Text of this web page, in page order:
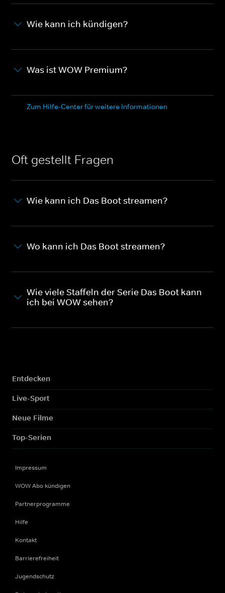
Wie kann ich kündigen?
Was ist WOW Premium?
Zum Hilfe-Center für weitere Informationen
Oft gestellt Fragen
Wie kann ich Das Boot streamen?
Wo kann ich Das Boot streamen?
Wie viele Staffeln der Serie Das Boot kann
ich bei WOW sehen?
Entdecken
Live-Sport
Neue Filme
Top-Serien
Impressum
WOW Abo kündigen
Partnerprogramme
Hilfe
Kontakt
Barrierefreiheit
Jugendschutz